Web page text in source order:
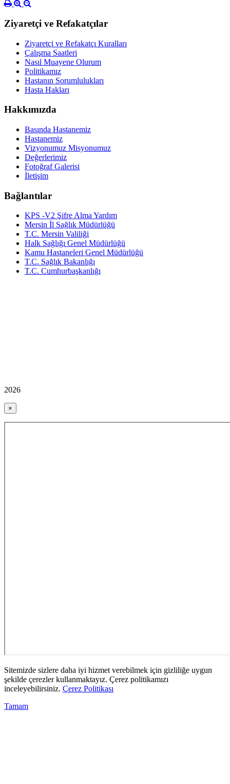
Ziyaretçi ve Refakatçılar
Ziyaretçi ve Refakatçı Kuralları
Çalışma Saatleri
Nasıl Muayene Olurum
Politikamız
Hastanın Sorumlulukları
Hasta Hakları
Hakkımızda
Basında Hastanemiz
Hastanemiz
Vizyonumuz Misyonumuz
Değerlerimiz
Fotoğraf Galerisi
İletişim
Bağlantılar
KPS -V2 Şifre Alma Yardım
Mersin İl Sağlık Müdürlüğü
T.C. Mersin Valiliği
Halk Sağlığı Genel Müdürlüğü
Kamu Hastaneleri Genel Müdürlüğü
T.C. Sağlık Bakanlığı
T.C. Cumhurbaşkanlığı
2026
×
Sitemizde sizlere daha iyi hizmet verebilmek için gizliliğe uygun
şekilde çerezler kullanmaktayız. Çerez politikamızı
inceleyebilirsiniz. Çerez Politikası
Tamam